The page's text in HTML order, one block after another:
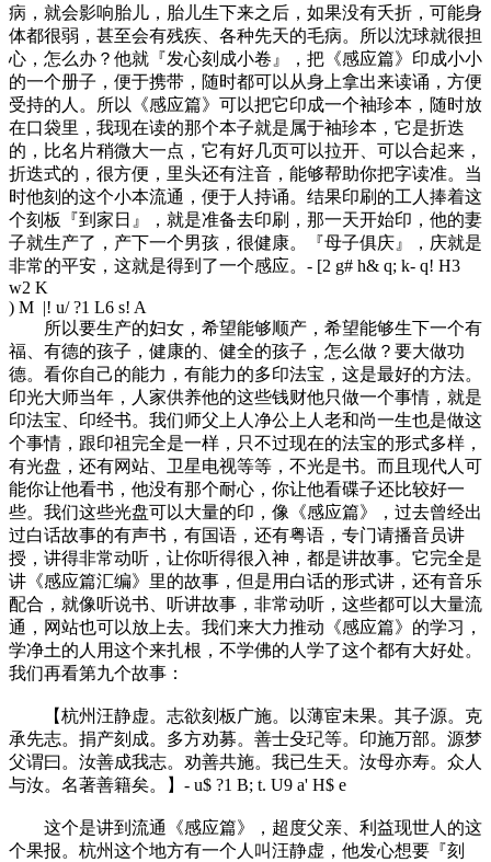
病，就会影响胎儿，胎儿生下来之后，如果没有夭折，可能身
体都很弱，甚至会有残疾、各种先天的毛病。所以沈球就很担
心，怎么办？他就『发心刻成小卷』，把《感应篇》印成小小
的一个册子，便于携带，随时都可以从身上拿出来读诵，方便
受持的人。所以《感应篇》可以把它印成一个袖珍本，随时放
在口袋里，我现在读的那个本子就是属于袖珍本，它是折迭
的，比名片稍微大一点，它有好几页可以拉开、可以合起来，
折迭式的，很方便，里头还有注音，能够帮助你把字读准。当
时他刻的这个小本流通，便于人持诵。结果印刷的工人捧着这
个刻板『到家日』，就是准备去印刷，那一天开始印，他的妻
子就生产了，产下一个男孩，很健康。『母子俱庆』，庆就是
非常的平安，这就是得到了一个感应。 - [2 g# h& q; k- q! H3
w2 K
) M |! u/ ?1 L6 s! A
所以要生产的妇女，希望能够顺产，希望能够生下一个有
福、有德的孩子，健康的、健全的孩子，怎么做？要大做功
德。看你自己的能力，有能力的多印法宝，这是最好的方法。
印光大师当年，人家供养他的这些钱财他只做一个事情，就是
印法宝、印经书。我们师父上人净公上人老和尚一生也是做这
个事情，跟印祖完全是一样，只不过现在的法宝的形式多样，
有光盘，还有网站、卫星电视等等，不光是书。而且现代人可
能你让他看书，他没有那个耐心，你让他看碟子还比较好一
些。我们这些光盘可以大量的印，像《感应篇》，过去曾经出
过白话故事的有声书，有国语，还有粤语，专门请播音员讲
授，讲得非常动听，让你听得很入神，都是讲故事。它完全是
讲《感应篇汇编》里的故事，但是用白话的形式讲，还有音乐
配合，就像听说书、听讲故事，非常动听，这些都可以大量流
通，网站也可以放上去。我们来大力推动《感应篇》的学习，
学净土的人用这个来扎根，不学佛的人学了这个都有大好处。
我们再看第九个故事：
【杭州汪静虚。志欲刻板广施。以薄宦未果。其子源。克
承先志。捐产刻成。多方劝募。善士殳玘等。印施万部。源梦
父谓曰。汝善成我志。劝善共施。我已生天。汝母亦寿。众人
与汝。名著善籍矣。】 - u$ ?1 B; t. U9 a' H$ e
这个是讲到流通《感应篇》，超度父亲、利益现世人的这
个果报。杭州这个地方有一个人叫汪静虚，他发心想要『刻